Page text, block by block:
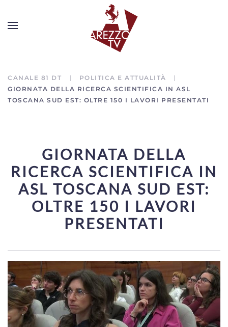
CANALE 81 DT
POLITICA E ATTUALITÀ
GIORNATA DELLA RICERCA SCIENTIFICA IN ASL
TOSCANA SUD EST: OLTRE 150 I LAVORI PRESENTATI
GIORNATA DELLA
RICERCA SCIENTIFICA IN
ASL TOSCANA SUD EST:
OLTRE 150 I LAVORI
PRESENTATI